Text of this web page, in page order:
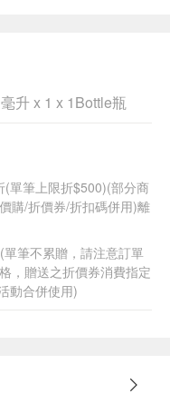
升 x 1 x 1Bottle瓶
單筆上限折$500)(部分商
購/折價券/折扣碼併用)離
筆不累贈，請注意訂單
，贈送之折價券消費指定
動合併使用)